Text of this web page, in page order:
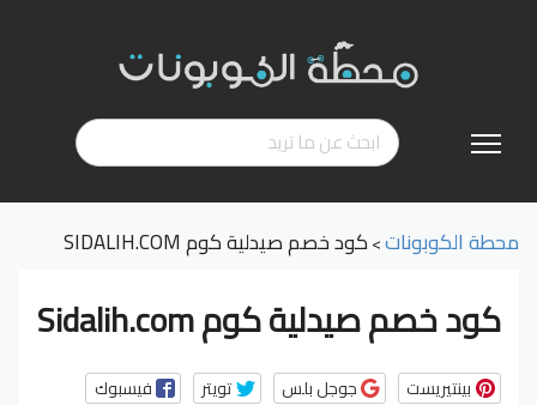
إلى
محطة الكوبونات>كود خصم صيدلية كوم SIDALIH.COM
كود خصم صيدلية كوم Sidalih.com
فيسبوك تويتر جوجل بلس بينتيريست